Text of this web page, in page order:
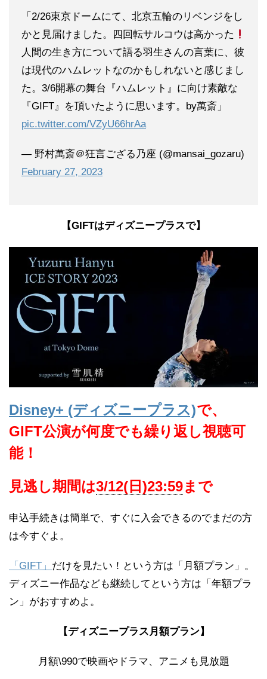
「2/26東京ドームにて、北京五輪のリベンジをし
かと見届けました。四回転サルコウは高かった
人間の生き方について語る羽生さんの言葉に、彼
は現代のハムレットなのかもしれないと感じまし
た。3/6開幕の舞台『ハムレット』に向け素敵な
『GIFT』を頂いたように思います。by萬斎」
pic.twitter.com/VZyU66hrAa
— 野村萬斎＠狂言ござる乃座 (@mansai_gozaru)
February 27, 2023
【GIFTはディズニープラスで】
Disney+ (ディズニープラス)で、
GIFT公演が何度でも繰り返し視聴可
能！
見逃し期間は3/12(日)23:59まで
申込手続きは簡単で、すぐに入会できるのでまだの方
は今すぐよ。
「GIFT」 だけを見たい！という方は「月額プラン」。
ディズニー作品なども継続してという方は「年額プラ
ン」がおすすめよ。
【ディズニープラス月額プラン】
月額\990で映画やドラマ、アニメも見放題